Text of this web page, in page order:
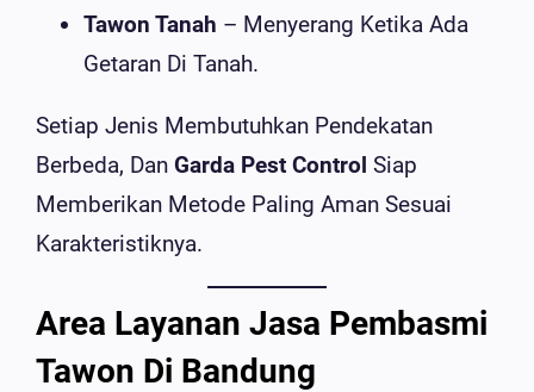
Tawon Tanah – Menyerang Ketika Ada
Getaran Di Tanah.
Setiap Jenis Membutuhkan Pendekatan
Berbeda, Dan Garda Pest Control Siap
Memberikan Metode Paling Aman Sesuai
Karakteristiknya.
Area Layanan Jasa Pembasmi
Tawon Di Bandung